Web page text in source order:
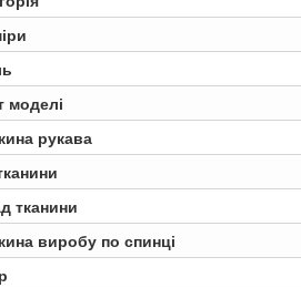
моделі
рукава
тканини
виробу по спинці